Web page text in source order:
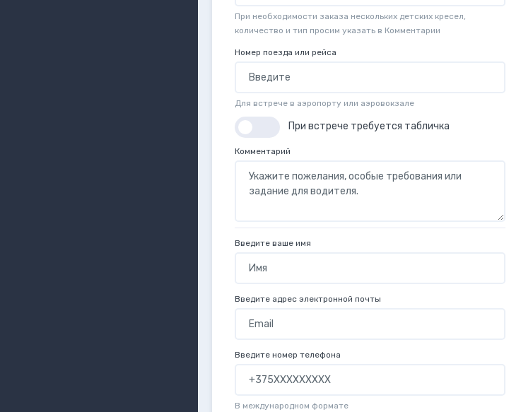
При необходимости заказа нескольких детских кресел,
количество и тип просим указать в Комментарии
Номер поезда или рейса
Для встрече в аэропорту или аэровокзале
При встрече требуется табличка
Комментарий
Введите ваше имя
Введите адрес электронной почты
Введите номер телефона
В международном формате